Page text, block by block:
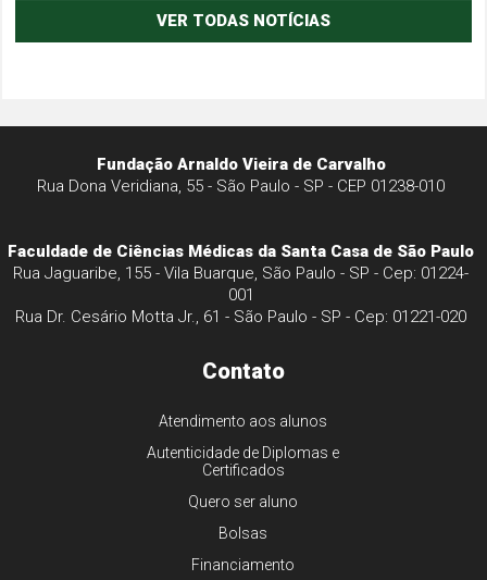
VER TODAS NOTÍCIAS
Fundação Arnaldo Vieira de Carvalho
Rua Dona Veridiana, 55 - São Paulo - SP - CEP 01238-010
Faculdade de Ciências Médicas da Santa Casa de São Paulo
Rua Jaguaribe, 155 - Vila Buarque, São Paulo - SP - Cep: 01224-
001
Rua Dr. Cesário Motta Jr., 61 - São Paulo - SP - Cep: 01221-020
Contato
Atendimento aos alunos
Autenticidade de Diplomas e
Certificados
Quero ser aluno
Bolsas
Financiamento